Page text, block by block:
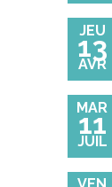
JEU
13
AVR
MAR
11
JUIL